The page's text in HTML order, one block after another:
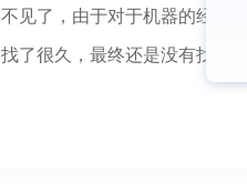
不见了，由于对于机器的经手
找了很久，最终还是没有找到